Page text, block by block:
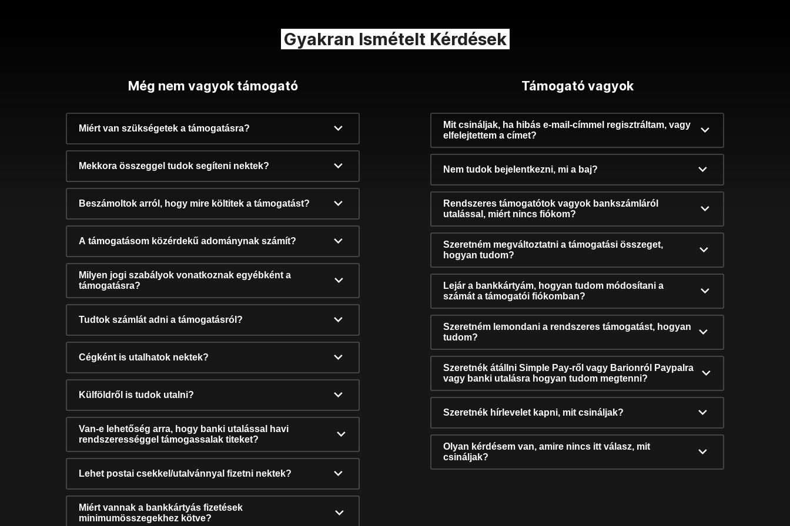
Gyakran Ismételt Kérdések
Még nem vagyok támogató
Miért van szükségetek a támogatásra?
Mekkora összeggel tudok segíteni nektek?
Beszámoltok arról, hogy mire költitek a támogatást?
A támogatásom közérdekű adománynak számít?
Milyen jogi szabályok vonatkoznak egyébként a
támogatásra?
Tudtok számlát adni a támogatásról?
Cégként is utalhatok nektek?
Külföldről is tudok utalni?
Van-e lehetőség arra, hogy banki utalással havi
rendszerességgel támogassalak titeket?
Lehet postai csekkel/utalvánnyal fizetni nektek?
Miért vannak a bankkártyás fizetések
minimumösszegekhez kötve?
Támogató vagyok
Mit csináljak, ha hibás e-mail-címmel regisztráltam, vagy
elfelejtettem a címet?
Nem tudok bejelentkezni, mi a baj?
Rendszeres támogatótok vagyok bankszámláról
utalással, miért nincs fiókom?
Szeretném megváltoztatni a támogatási összeget,
hogyan tudom?
Lejár a bankkártyám, hogyan tudom módosítani a
számát a támogatói fiókomban?
Szeretném lemondani a rendszeres támogatást, hogyan
tudom?
Szeretnék átállni Simple Pay-ről vagy Barionról Paypalra
vagy banki utalásra hogyan tudom megtenni?
Szeretnék hírlevelet kapni, mit csináljak?
Olyan kérdésem van, amire nincs itt válasz, mit
csináljak?